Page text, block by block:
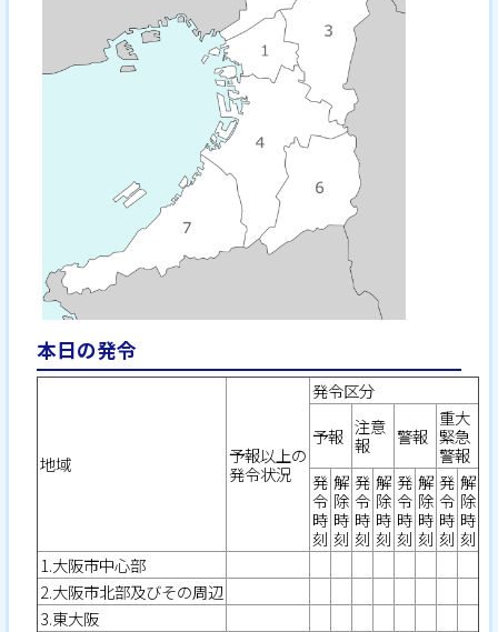
本日の発令
地域
予報以上の
発令状況
発令区分
予報 注意
報
警報
重大
緊急
警報
発
令
時
刻
解
除
時
刻
発
令
時
刻
解
除
時
刻
発
令
時
刻
解
除
時
刻
発
令
時
刻
解
除
時
刻
1.大阪市中心部
2.大阪市北部及びその周辺
3.東大阪